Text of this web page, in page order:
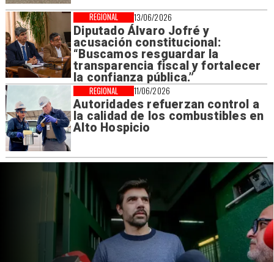
13/06/2026
Diputado Álvaro Jofré y
acusación constitucional:
“Buscamos resguardar la
transparencia fiscal y fortalecer
la confianza pública.”
REGIONAL
11/06/2026
Autoridades refuerzan control a
la calidad de los combustibles en
Alto Hospicio
REGIONAL